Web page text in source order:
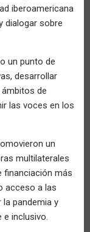
iberoamericana
dialogar sobre
un punto de
desarrollar
de
las voces en los
un
multilaterales
financiación más
acceso a las
pandemia y
inclusivo.